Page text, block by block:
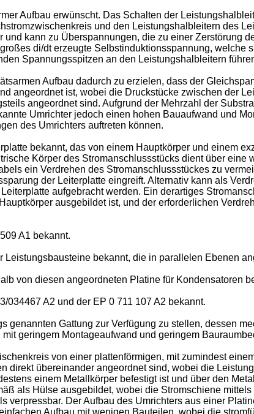
Aufbau erwünscht. Das Schalten der
und den Leistungshalbleitern des
kann zu Überspannungen, die zu einer Zerstörung
di/dt erzeugte Selbstinduktionsspannung, welche
Spannungsspitzen an den Leistungshalbleitern
Aufbau dadurch zu erzielen, dass der
angeordnet ist, wobei die Druckstücke zwischen der
angeordnet sind. Aufgrund der Mehrzahl der
Umrichter jedoch einen hohen Bauaufwand und
des Umrichters auftreten können.
bekannt, das von einem Hauptkörper und einem
Körper des Stromanschlussstücks dient über eine
ein Verdrehen des Stromanschlussstückes zu
der Leiterplatte eingreift. Alternativ kann als
aufgebracht werden. Ein derartiges
ausgebildet ist, und der erforderlichen
A1 bekannt.
bekannt, die in parallelen Ebenen
von diesen angeordneten Platine für Kondensatoren
034467 A2 und der EP 0 711 107 A2 bekannt.
Gattung zur Verfügung zu stellen, dessen
geringem Montageaufwand und geringem
von einer plattenförmigen, mit zumindest
übereinander angeordnet sind, wobei die
einem Metallkörper befestigt ist und über den
als Hülse ausgebildet, wobei die Stromschiene
verpressbar. Der Aufbau des Umrichters aus einer
Aufbau mit wenigen Bauteilen, wobei die